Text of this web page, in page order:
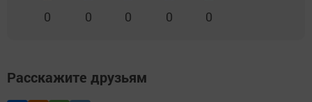
0 0 0 0 0
Расскажите друзьям